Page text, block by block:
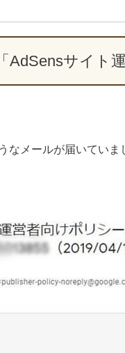
サイト
なメールが届いていま